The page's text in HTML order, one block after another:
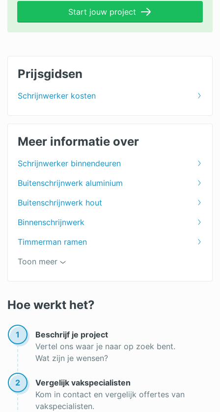
Start jouw project
Prijsgidsen
Schrijnwerker kosten
Meer informatie over
Schrijnwerker binnendeuren
Buitenschrijnwerk aluminium
Buitenschrijnwerk hout
Binnenschrijnwerk
Timmerman ramen
Timmerman
Schrijnwerker keuken
Buitenschrijnwerk
Schrijnwerker in de buurt
Toon meer
Hoe werkt het?
1
Beschrijf je project
Vertel ons waar je naar op zoek bent.
Wat zijn je wensen?
2
Vergelijk vakspecialisten
Kom in contact en vergelijk offertes van
vakspecialisten.